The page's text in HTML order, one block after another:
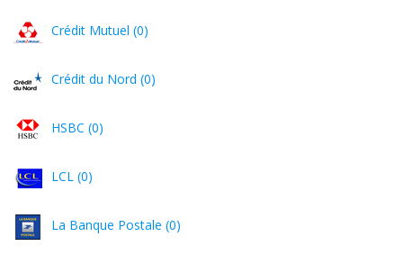
Crédit Mutuel (0)
Crédit du Nord (0)
HSBC (0)
LCL (0)
La Banque Postale (0)